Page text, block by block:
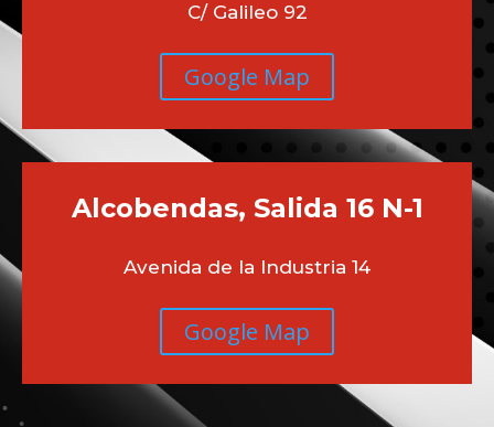
C/ Galileo 92
Google Map
Alcobendas, Salida 16 N-1
Avenida de la Industria 14
Google Map